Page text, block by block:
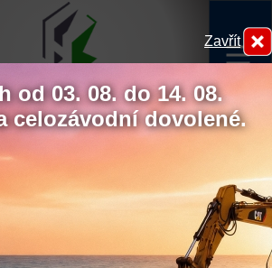
ramen řeky Moravy
byly dokončeny práce na stavbě
řeky Moravy. Stavební práce
sedimentu pomocí sacích bagrů
Zavřít
od 03. 08. do 14. 08.
celozávodní dovolené.